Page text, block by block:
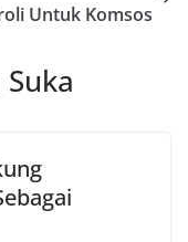
Untuk Komsos